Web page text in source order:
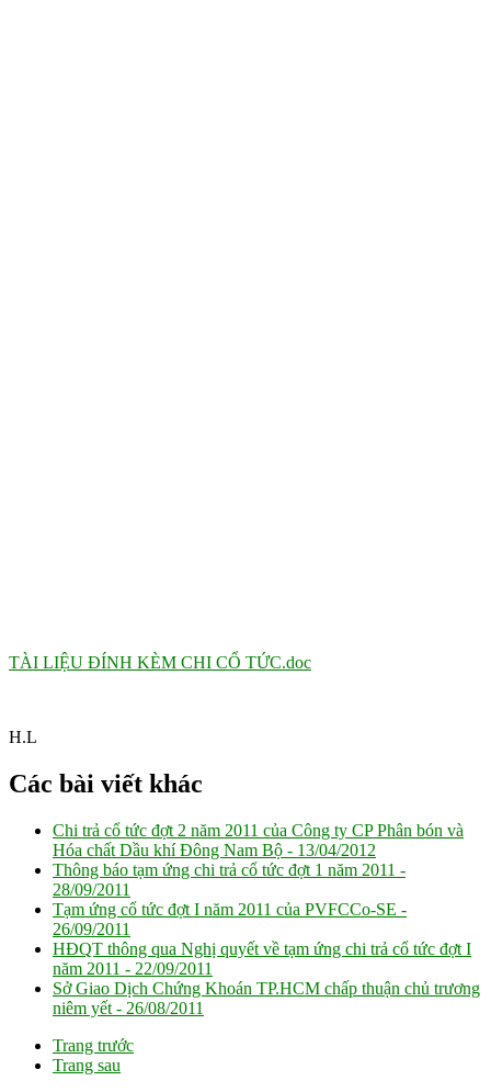
TÀI LIỆU ĐÍNH KÈM CHI CỔ TỨC.doc
H.L
Các bài viết khác
Chi trả cổ tức đợt 2 năm 2011 của Công ty CP Phân bón và
Hóa chất Dầu khí Đông Nam Bộ - 13/04/2012
Thông báo tạm ứng chi trả cổ tức đợt 1 năm 2011 -
28/09/2011
Tạm ứng cổ tức đợt I năm 2011 của PVFCCo-SE -
26/09/2011
HĐQT thông qua Nghị quyết về tạm ứng chi trả cổ tức đợt I
năm 2011 - 22/09/2011
Sở Giao Dịch Chứng Khoán TP.HCM chấp thuận chủ trương
niêm yết - 26/08/2011
Trang trước
Trang sau